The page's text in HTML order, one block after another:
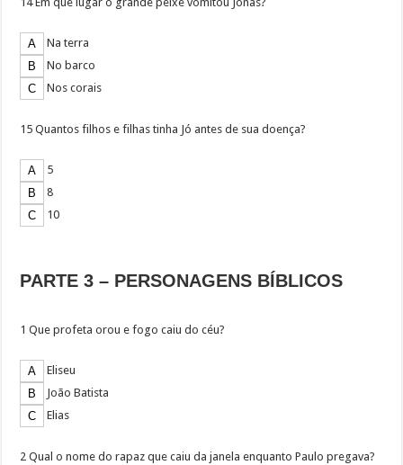
Na terra
No barco
Nos corais
15 Quantos filhos e filhas tinha Jó antes de sua doença?
5
8
10
PARTE 3 – PERSONAGENS BÍBLICOS
1 Que profeta orou e fogo caiu do céu?
Eliseu
João Batista
Elias
2 Qual o nome do rapaz que caiu da janela enquanto Paulo pregava?